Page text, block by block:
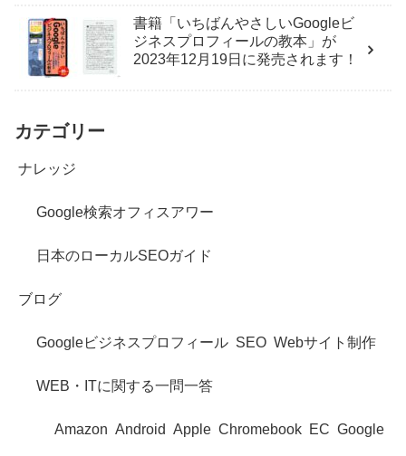
書籍「いちばんやさしいGoogleビ
ジネスプロフィールの教本」が
2023年12月19日に発売されます！
カテゴリー
ナレッジ
Google検索オフィスアワー
日本のローカルSEOガイド
ブログ
Googleビジネスプロフィール SEO Webサイト制作
WEB・ITに関する一問一答
Amazon Android Apple Chromebook EC Google